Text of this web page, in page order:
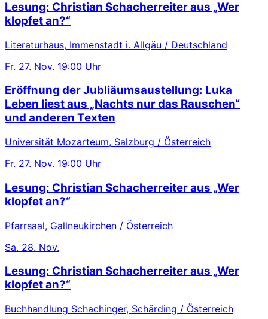
Lesung: Christian Schacherreiter aus „Wer
klopfet an?“
Literaturhaus, Immenstadt i. Allgäu / Deutschland
Fr. 27. Nov. 19:00 Uhr
Eröffnung der Jubliäumsaustellung: Luka
Leben liest aus „Nachts nur das Rauschen“
und anderen Texten
Universität Mozarteum, Salzburg / Österreich
Fr. 27. Nov. 19:00 Uhr
Lesung: Christian Schacherreiter aus „Wer
klopfet an?“
Pfarrsaal, Gallneukirchen / Österreich
Sa. 28. Nov.
Lesung: Christian Schacherreiter aus „Wer
klopfet an?“
Buchhandlung Schachinger, Schärding / Österreich